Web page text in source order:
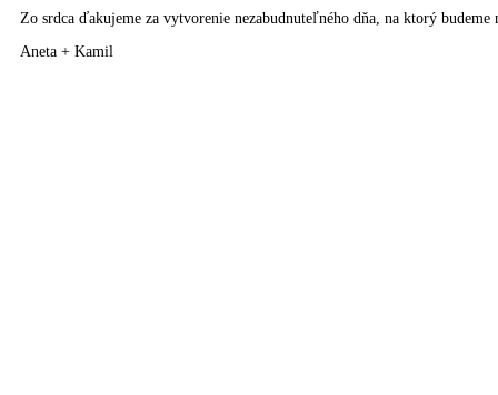
Zo srdca ďakujeme za vytvorenie nezabudnuteľného dňa, na ktorý budeme
Aneta + Kamil